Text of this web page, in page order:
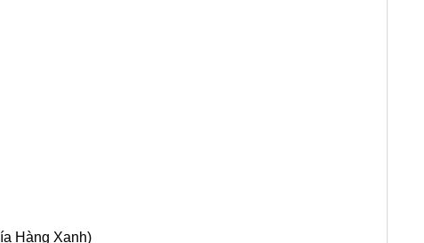
Hàng Xanh)